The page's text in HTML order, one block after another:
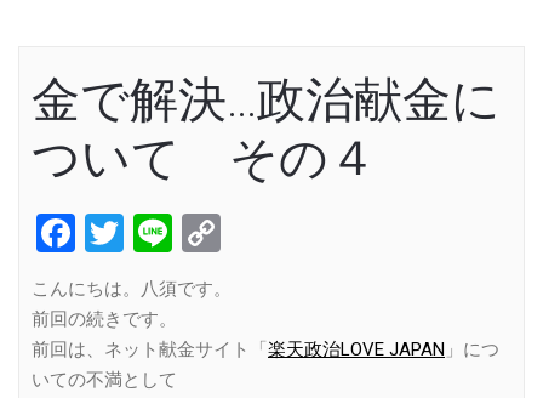
金で解決…政治献金に
ついて その４
Facebook
Twitter
Line
こんにちは。八須です。
前回の続きです。
前回は、ネット献金サイト「 楽天政治LOVE JAPAN 」につ
いての不満として